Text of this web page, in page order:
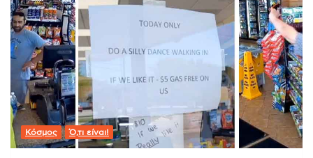
Κόσμος Ό,τι είναι!